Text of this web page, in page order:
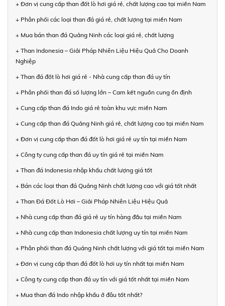
+ Đơn vị cung cấp than đốt lò hơi giá rẻ, chất lượng cao tại miền Nam
+ Phân phối các loại than đá giá rẻ, chất lượng tại miền Nam
+ Mua bán than đá Quảng Ninh các loại giá rẻ, chất lượng
+ Than Indonesia – Giải Pháp Nhiên Liệu Hiệu Quả Cho Doanh
Nghiệp
+ Than đá đốt lò hơi giá rẻ - Nhà cung cấp than đá uy tín
+ Phân phối than đá số lượng lớn – Cam kết nguồn cung ổn định
+ Cung cấp than đá Indo giá rẻ toàn khu vực miền Nam
+ Cung cấp than đá Quảng Ninh giá rẻ, chất lượng cao tại miền Nam
+ Đơn vị cung cấp than đá đốt lò hơi giá rẻ uy tín tại miền Nam
+ Công ty cung cấp than đá uy tín giá rẻ tại miền Nam
+ Than đá Indonesia nhập khẩu chất lượng giá tốt
+ Bán các loại than đá Quảng Ninh chất lượng cao với giá tốt nhất
+ Than Đá Đốt Lò Hơi – Giải Pháp Nhiên Liệu Hiệu Quả
+ Nhà cung cấp than đá giá rẻ uy tín hàng đầu tại miền Nam
+ Nhà cung cấp than Indonesia chất lượng uy tín tại miền Nam
+ Phân phối than đá Quảng Ninh chất lượng với giá tốt tại miền Nam
+ Đơn vị cung cấp than đá đốt lò hơi uy tín nhất tại miền Nam
+ Công ty cung cấp than đá uy tín với giá tốt nhất tại miền Nam
+ Mua than đá Indo nhập khẩu ở đâu tốt nhất?